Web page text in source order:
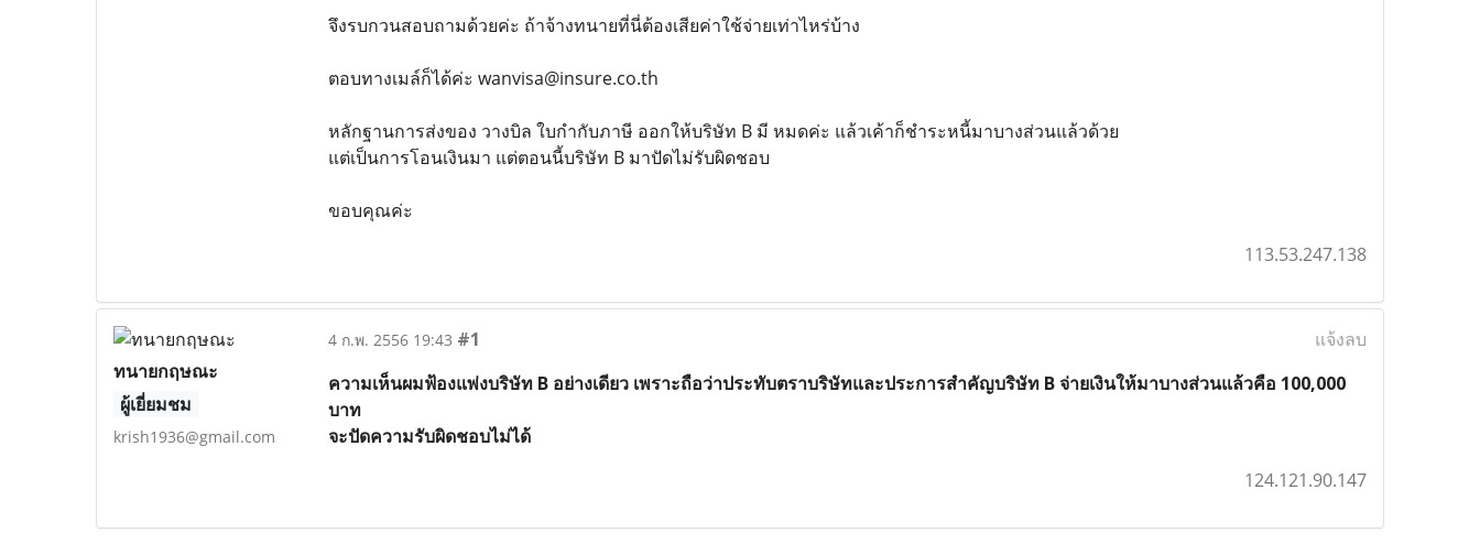
จึงรบกวนสอบถามด้วยค่ะ ถ้าจ้างทนายที่นี่ต้องเสียค่าใช้จ่ายเท่าไหร่บ้าง
ตอบทางเมล์ก็ได้ค่ะ wanvisa@insure.co.th
หลักฐานการส่งของ วางบิล ใบกำกับภาษี ออกให้บริษัท B มี หมดค่ะ แล้วเค้าก็ชำระหนี้มาบางส่วนแล้วด้วย
แต่เป็นการโอนเงินมา แต่ตอนนี้บริษัท B มาปัดไม่รับผิดชอบ
ขอบคุณค่ะ
113.53.247.138
ทนายกฤษณะ
ผู้เยี่ยมชม
krish1936@gmail.com
4 ก.พ. 2556 19:43 #1
แจ้งลบ
ความเห็นผมฟ้องแพ่งบริษัท B อย่างเดียว เพราะถือว่าประทับตราบริษัทและประการสำคัญบริษัท B จ่ายเงินให้มาบางส่วนแล้วคือ 100,000
บาท
จะปัดความรับผิดชอบไม่ได้
124.121.90.147